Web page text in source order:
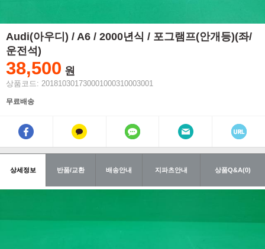
Audi(아우디) / A6 / 2000년식 / 포그램프(안개등)(좌/
운전석)
38,500 원
상품코드: 201810301730001000310003001
무료배송
상세정보 반품/교환 배송안내 지파츠안내 상품Q&A(0)